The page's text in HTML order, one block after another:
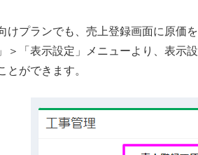
けプランでも、売上登録画面に原価
＞「表示設定」メニューより、表示
とができます。